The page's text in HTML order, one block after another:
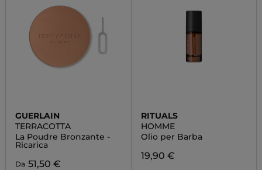
GUERLAIN
TERRACOTTA
La Poudre Bronzante -
Ricarica
Da 51,50 €
RITUALS
HOMME
Olio per Barba
19,90 €